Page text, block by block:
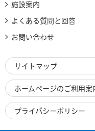
施設案内
よくある質問と回答
お問い合わせ
サイトマップ
ホームページのご利用案
プライバシーポリシー